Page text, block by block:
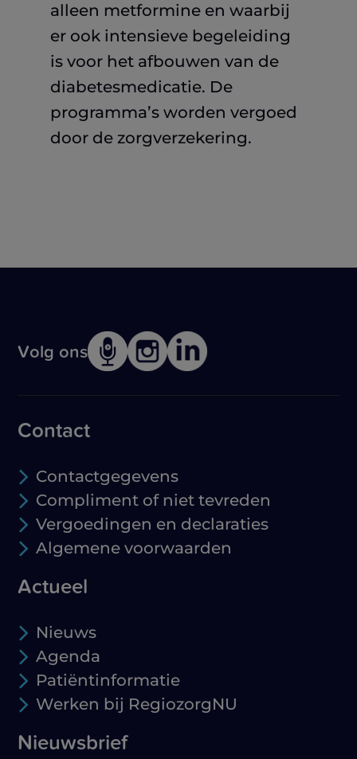
alleen metformine en waarbij
er ook intensieve begeleiding
is voor het afbouwen van de
diabetesmedicatie. De
programma’s worden vergoed
door de zorgverzekering.
Volg ons
Contact
Contactgegevens
Compliment of niet tevreden
Vergoedingen en declaraties
Algemene voorwaarden
Actueel
Nieuws
Agenda
Patiëntinformatie
Werken bij RegiozorgNU
Nieuwsbrief